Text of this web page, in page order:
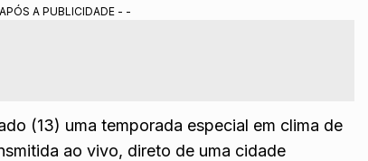
especial de Marcos Mion com o narrador Everaldo
A PUBLICIDADE - -
(13) uma temporada especial em clima de
ao vivo, direto de uma cidade